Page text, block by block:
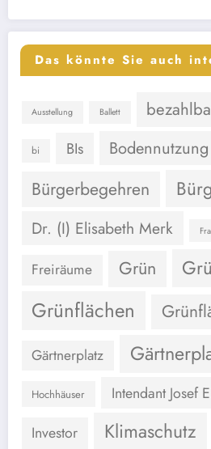
Das könnte Sie auch
Ausstellung Ballett
bi BIs Bodennutzung
Bürgerbegehren
Dr. (I) Elisabeth Merk
Freiräume Grün
Grünflächen
Gärtnerplatz
Hochhäuser
Intendant Josef
Investor
Klimaschutz